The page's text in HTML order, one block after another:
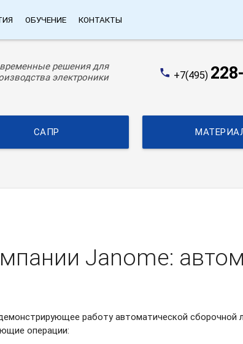
ОБУЧЕНИЕ КОНТАКТЫ
решения для
электроники
phone +7(495)
САПР
Janome:
работу автоматической сборочной
операции: